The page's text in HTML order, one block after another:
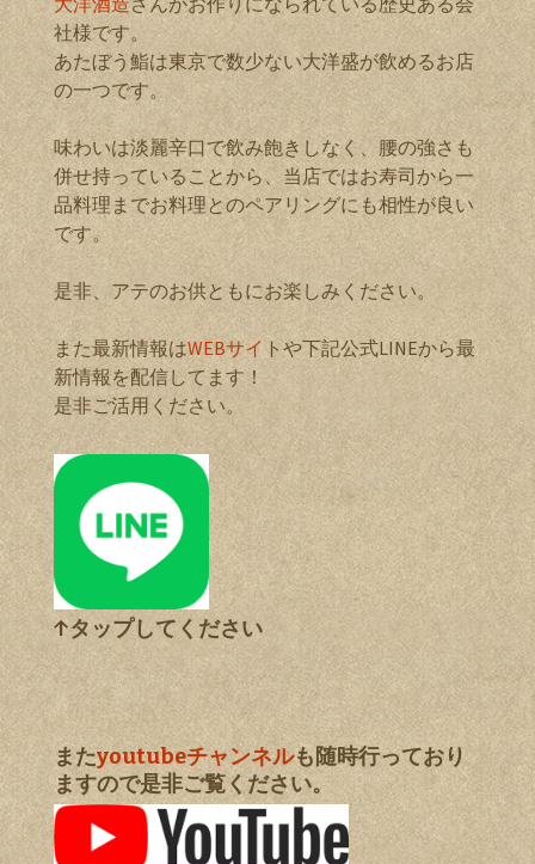
社様です。
あたぼう鮨は東京で数少ない大洋盛が飲めるお店
の一つです。
味わいは淡麗辛口で飲み飽きしなく、腰の強さも
併せ持っていることから、当店ではお寿司から一
品料理までお料理とのペアリングにも相性が良い
です。
是非、アテのお供ともにお楽しみください。
また最新情報はWEBサイトや下記公式LINEから最
新情報を配信してます！
是非ご活用ください。
↑タップしてください
またyoutubeチャンネルも随時行っており
ますので是非ご覧ください。